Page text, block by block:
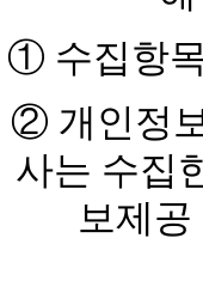
① 수집항
② 개인정
사는 수집
보제